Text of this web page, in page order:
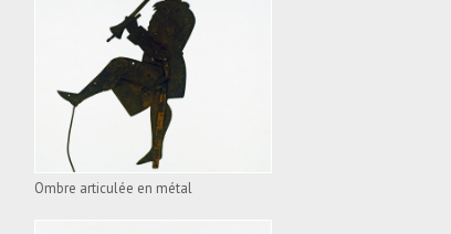
OMBRE ARTICULÉE EN
MÉTAL
VOIR L'APPAREIL
Ombre articulée en métal